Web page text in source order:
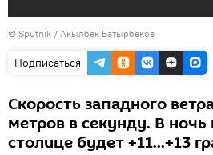
© Sputnik / Акылбек Батырбеков
Подписаться
Скорость западного
метров в секунду. В ночь
столице будет +11...+13